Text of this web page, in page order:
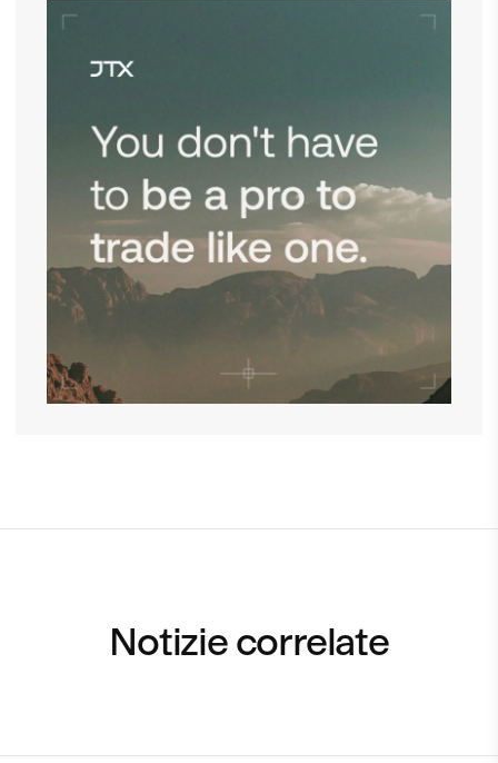
Notizie correlate